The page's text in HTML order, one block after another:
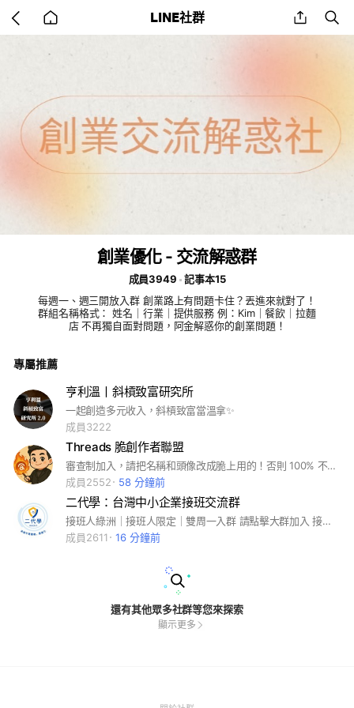
back
to
home
LINE社群 share
創業優化 - 交流解惑群
成員3949
記事本15
每週一、週三開放入群 創業路上有問題卡住？丟進來就對了！
群組名稱格式： 姓名｜行業｜提供服務 例：Kim｜餐飲｜拉麵
店 不再獨自面對問題，阿金解惑你的創業問題！
專屬推薦
亨利溫丨斜槓致富研究所
一起創造多元收入，斜槓致富當溫拿✨
成員3222
Threads 脆創作者聯盟
審查制加入，請把名稱和頭像改成脆上用的！否則 100% 不通過，版主會一個一個看
成員2552
58 分鐘前
二代學：台灣中小企業接班交流群
接班人綠洲｜接班人限定｜雙周一入群 請點擊大群加入 接班是迷霧，這裡是是一盞燈 接班人陪你一起走
成員2611
16 分鐘前
還有其他眾多社群等您來探索
顯示更多